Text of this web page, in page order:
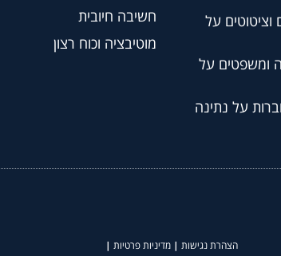
על
ומשפטים על
על נתינה
חשיבה חיובית
מוטיבציה וכוח רצון
הצהרת נגישות |מדיניות פרטיות |